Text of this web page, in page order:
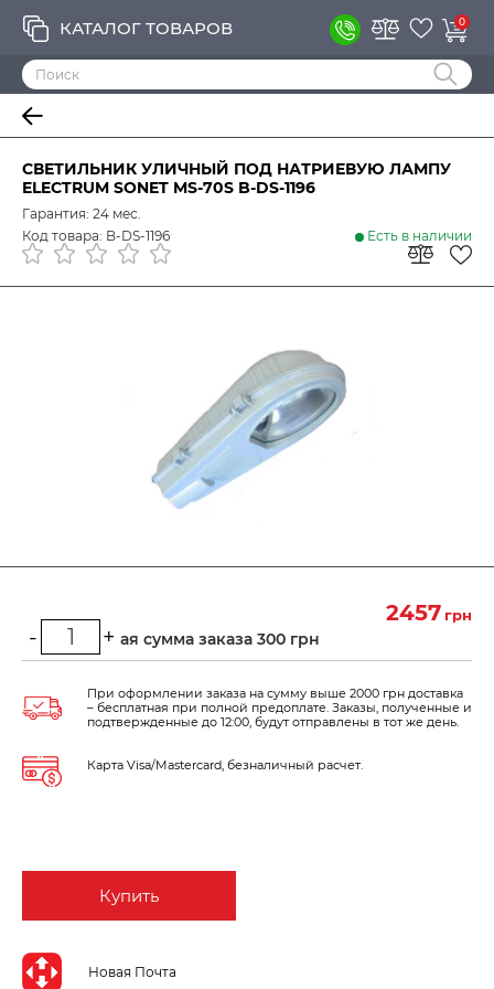
КАТАЛОГ ТОВАРОВ 0
СВЕТИЛЬНИК УЛИЧНЫЙ ПОД НАТРИЕВУЮ ЛАМПУ
ELECTRUM SONET MS-70S B-DS-1196
Гарантия: 24 мес.
Код товара: B-DS-1196
Есть в наличии
2457 грн
Минимальная сумма заказа 300 грн
- +
Купить
Новая Почта
При оформлении заказа на сумму выше 2000 грн доставка
– бесплатная при полной предоплате. Заказы, полученные и
подтвержденные до 12:00, будут отправлены в тот же день.
Карта Visa/Mastercard, безналичный расчет.